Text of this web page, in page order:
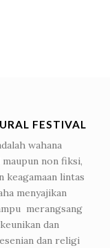
FESTIVAL
wahana
non fiksi,
keagamaan lintas
menyajikan
merangsang
dan
dan religi